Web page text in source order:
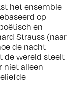
het ensemble
op
en
Strauss (naar
de nacht
de wereld steelt
niet alleen